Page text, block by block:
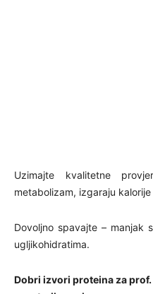
Uzimajte kvalitetne
metabolizam, izgaraju
Dovoljno spavajte – manjak
ugljikohidratima.
Dobri izvori proteina za